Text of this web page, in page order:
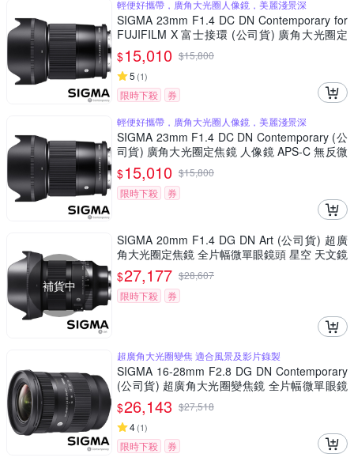
輕便好攜帶，廣角大光圈人像鏡，美麗淺景深
SIGMA 23mm F1.4 DC DN Contemporary for
FUJIFILM X 富士接環 (公司貨) 廣角大光圈定
焦鏡 人像鏡 APS-C 無反微單眼專用鏡頭
$15,010 $15,800
5 (1)
限時下殺
券
輕便好攜帶，廣角大光圈人像鏡，美麗淺景深
SIGMA 23mm F1.4 DC DN Contemporary (公
司貨) 廣角大光圈定焦鏡 人像鏡 APS-C 無反微
單眼專用鏡頭
$15,010 $15,800
限時下殺
券
補貨中
SIGMA 20mm F1.4 DG DN Art (公司貨) 超廣
角大光圈定焦鏡 全片幅微單眼鏡頭 星空 天文鏡
$27,177 $28,607
限時下殺
券
超廣角大光圈變焦 適合風景及影片錄製
SIGMA 16-28mm F2.8 DG DN Contemporary
(公司貨) 超廣角大光圈變焦鏡 全片幅微單眼鏡
頭
$26,143 $27,518
4(1)
限時下殺
券